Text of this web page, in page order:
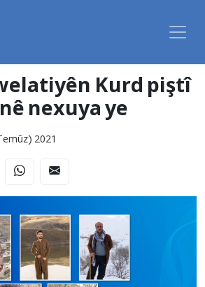
Kurd piştî
nexuya ye
2021